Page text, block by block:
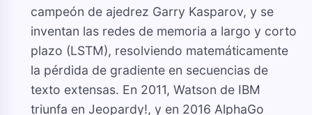
campeón de ajedrez Garry Kasparov, y se
inventan las redes de memoria a largo y corto
plazo (LSTM), resolviendo matemáticamente
la pérdida de gradiente en secuencias de
texto extensas. En 2011, Watson de IBM
triunfa en Jeopardy!, y en 2016 AlphaGo